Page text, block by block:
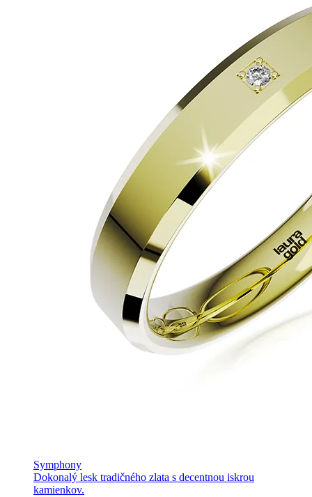
Symphony
Dokonalý lesk tradičného zlata s decentnou iskrou
kamienkov.